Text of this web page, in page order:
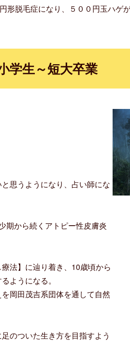
形脱毛症になり、５００円玉ハゲが
生～短大卒業
思うようになり、占い師にな
期から続くアトピー性皮膚炎
法】に辿り着き、10歳頃から
ようになる。
岡田茂吉系団体を通して自然
のついた生き方を目指すよう